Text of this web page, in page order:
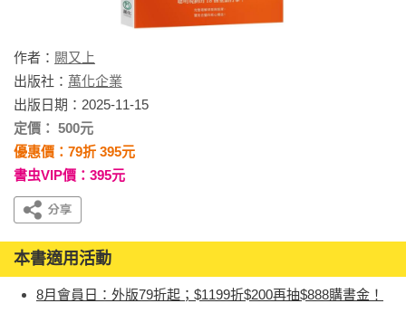
作者： 闕又上
出版社： 萬化企業
出版日期：2025-11-15
定價： 500元
優惠價：79折 395元
書虫VIP價：395元
本書適用活動
8月會員日：外版79折起；$1199折$200再抽$888購書金！